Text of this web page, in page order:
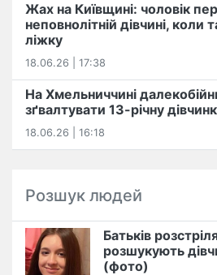
Жах на Київщині: чоловік
неповнолітній дівчині, коли
ліжку
18.06.26 | 17:38
На Хмельниччині
зґвалтувати 13-річну
18.06.26 | 16:18
Розшук людей
Батьків
розшукують
(фото)